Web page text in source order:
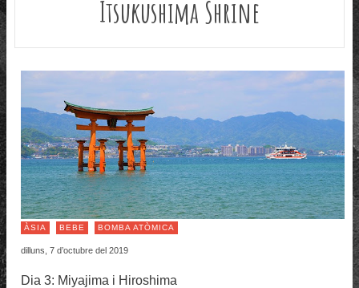
Itsukushima Shrine
ÀSIA BEBE BOMBA ATÒMICA
dilluns, 7 d’octubre del 2019
Dia 3: Miyajima i Hiroshima